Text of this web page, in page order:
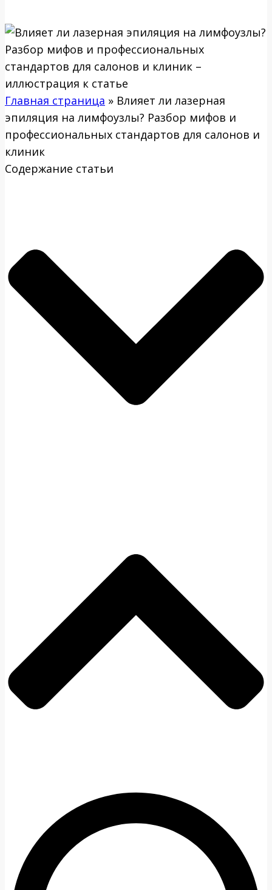
Главная страница » Влияет ли лазерная
эпиляция на лимфоузлы? Разбор мифов и
профессиональных стандартов для салонов и
клиник
Содержание статьи